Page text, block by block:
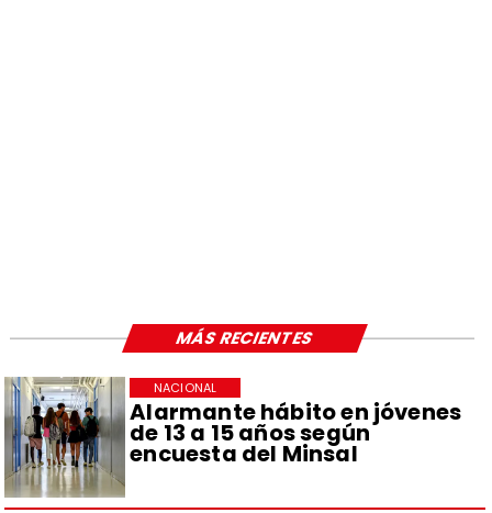
Alarmante hábito en jóvenes
de 13 a 15 años según
encuesta del Minsal
NACIONAL
MÁS RECIENTES